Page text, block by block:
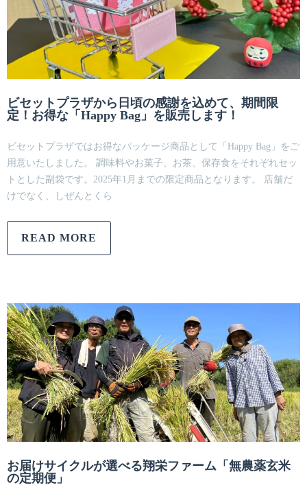
ビセットプラザから日頃の感謝を込めて、期間限
定！お得な「Happy Bag」を販売します！
ビセットプラザではお得なパッケージ商品として「Happy Bag」をご
用意いたしました。 調味料やお菓子、お茶、保存食をそれぞれセッ
トとした副袋です。2025年1月までの限定商品となります。 店舗だ
けでなく、しぜんとくら
READ MORE
お届けサイクルが選べる翔栄ファーム「無農薬玄米
の定期便」